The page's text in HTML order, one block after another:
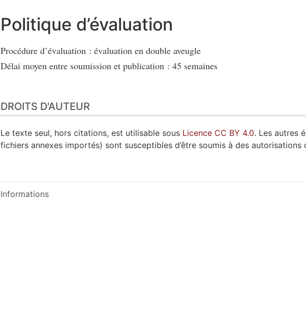
Politique d’évaluation
Procédure d’évaluation : évaluation en double aveugle
Délai moyen entre soumission et publication : 45 semaines
DROITS D'AUTEUR
Le texte seul, hors citations, est utilisable sous Licence CC BY 4.0. Les autres
fichiers annexes importés) sont susceptibles d’être soumis à des autorisations
Informations